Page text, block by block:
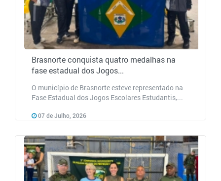
Brasnorte conquista quatro medalhas na
fase estadual dos Jogos...
O município de Brasnorte esteve representado na
Fase Estadual dos Jogos Escolares Estudantis,...
07 de Julho, 2026